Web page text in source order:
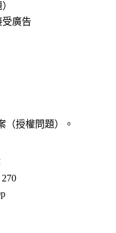
廣告
（授權問題）。